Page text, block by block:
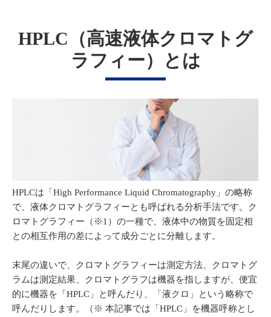
HPLC（高速液体クロマトグ
ラフィー）とは
HPLCは「High Performance Liquid Chromatography」の略称
で、液体クロマトグラフィーとも呼ばれる分析手法です。ク
ロマトグラフィー（※1）の一種で、液体中の物質を固定相
との相互作用の差によって成分ごとに分離します。
末尾の違いで、クロマトグラフィーは測定方法、クロマトグ
ラムは測定結果、クロマトグラフは機器を指しますが、便宜
的に機器を「HPLC」と呼んだり、「液クロ」という略称で
呼んだりします。（※ 本記事では「HPLC」を機器呼称とし